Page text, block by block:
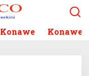
Konawe Konawe